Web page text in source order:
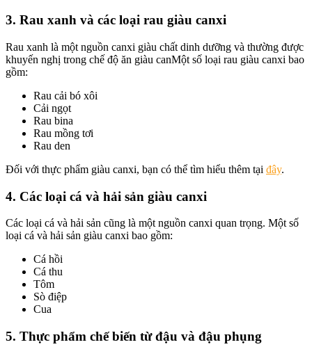
3. Rau xanh và các loại rau giàu canxi
Rau xanh là một nguồn canxi giàu chất dinh dưỡng và thường được
khuyến nghị trong chế độ ăn giàu canMột số loại rau giàu canxi bao
gồm:
Rau cải bó xôi
Cải ngọt
Rau bina
Rau mồng tơi
Rau den
Đối với thực phẩm giàu canxi, bạn có thể tìm hiểu thêm tại đây.
4. Các loại cá và hải sản giàu canxi
Các loại cá và hải sản cũng là một nguồn canxi quan trọng. Một số
loại cá và hải sản giàu canxi bao gồm:
Cá hồi
Cá thu
Tôm
Sò điệp
Cua
5. Thực phẩm chế biến từ đậu và đậu phụng